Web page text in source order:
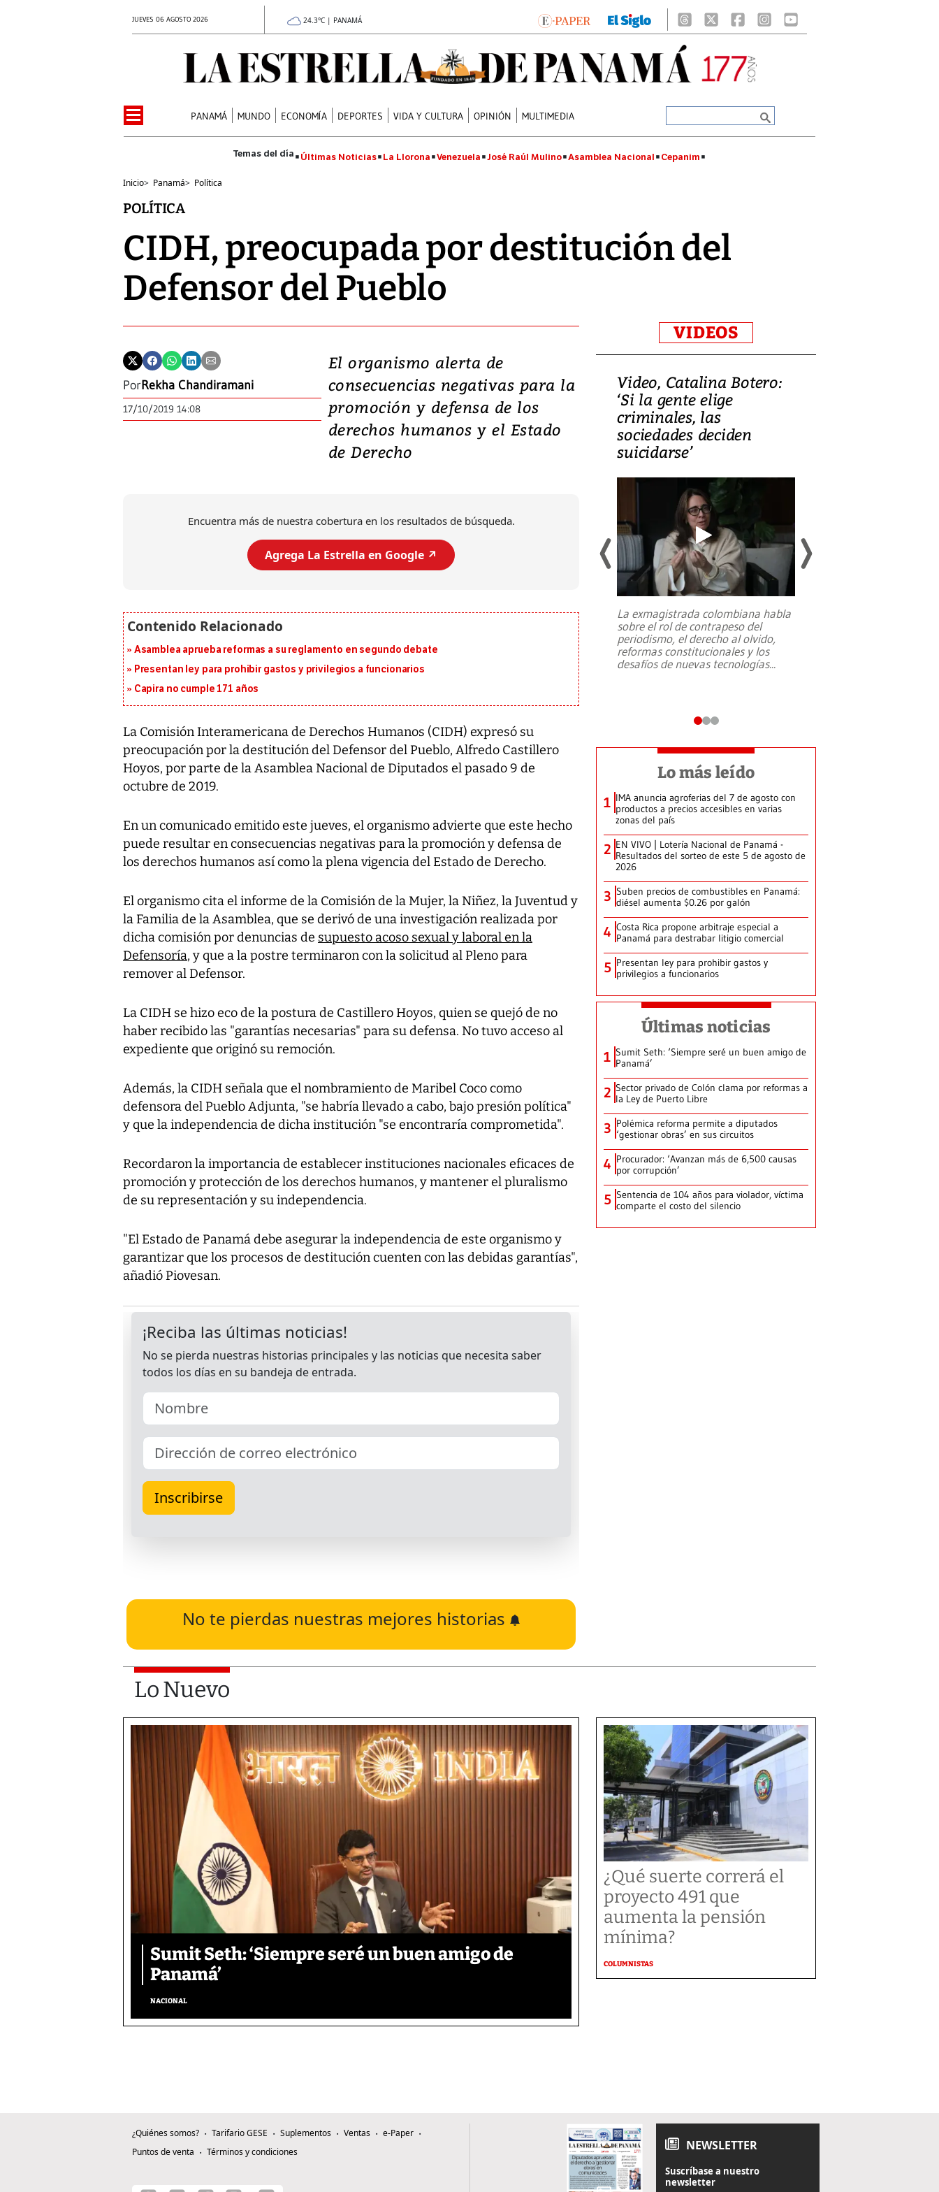
JUEVES 06 AGOSTO 2026 24.3°C | PANAMÁ
PANAMÁ MUNDO ECONOMÍA DEPORTES VIDA Y CULTURA OPINIÓN MULTIMEDIA
Últimas Noticias La Llorona Venezuela José Raúl Mulino Asamblea Nacional Cepanim
Inicio> Panamá> Política
POLÍTICA
CIDH, preocupada por destitución del
Defensor del Pueblo
PorRekha Chandiramani
17/10/2019 14:08
El organismo alerta de
consecuencias negativas para la
promoción y defensa de los
derechos humanos y el Estado
de Derecho
Encuentra más de nuestra cobertura en los resultados de búsqueda.
Agrega La Estrella en Google ↗️
Asamblea aprueba reformas a su reglamento en segundo debate
Presentan ley para prohibir gastos y privilegios a funcionarios
Capira no cumple 171 años
La Comisión Interamericana de Derechos Humanos (CIDH) expresó su
preocupación por la destitución del Defensor del Pueblo, Alfredo Castillero
Hoyos, por parte de la Asamblea Nacional de Diputados el pasado 9 de
octubre de 2019.
En un comunicado emitido este jueves, el organismo advierte que este hecho
puede resultar en consecuencias negativas para la promoción y defensa de
los derechos humanos así como la plena vigencia del Estado de Derecho.
El organismo cita el informe de la Comisión de la Mujer, la Niñez, la Juventud y
la Familia de la Asamblea, que se derivó de una investigación realizada por
dicha comisión por denuncias de supuesto acoso sexual y laboral en la
Defensoría, y que a la postre terminaron con la solicitud al Pleno para
remover al Defensor.
La CIDH se hizo eco de la postura de Castillero Hoyos, quien se quejó de no
haber recibido las "garantías necesarias" para su defensa. No tuvo acceso al
expediente que originó su remoción.
Además, la CIDH señala que el nombramiento de Maribel Coco como
defensora del Pueblo Adjunta, "se habría llevado a cabo, bajo presión política"
y que la independencia de dicha institución "se encontraría comprometida".
Recordaron la importancia de establecer instituciones nacionales eficaces de
promoción y protección de los derechos humanos, y mantener el pluralismo
de su representación y su independencia.
"El Estado de Panamá debe asegurar la independencia de este organismo y
garantizar que los procesos de destitución cuenten con las debidas garantías",
añadió Piovesan.
No te pierdas nuestras mejores historias
VIDEOS
Video, Japón: Terremoto
deja heridos y graves
daños en Kumamoto
al sur de Japón, provocando una
Video, Catalina Botero:
‘Si la gente elige
criminales, las
sociedades deciden
suicidarse’
La exmagistrada colombiana habla
sobre el rol de contrapeso del
periodismo, el derecho al olvido,
reformas constitucionales y los
desafíos de nuevas tecnologías...
Lo más leído
1 IMA anuncia agroferias del 7 de agosto con
productos a precios accesibles en varias
zonas del país
2 EN VIVO | Lotería Nacional de Panamá -
Resultados del sorteo de este 5 de agosto de
2026
3 Suben precios de combustibles en Panamá:
diésel aumenta $0.26 por galón
4 Costa Rica propone arbitraje especial a
Panamá para destrabar litigio comercial
5 Presentan ley para prohibir gastos y
privilegios a funcionarios
Últimas noticias
1 Sumit Seth: ‘Siempre seré un buen amigo de
Panamá’
2 Sector privado de Colón clama por reformas a
la Ley de Puerto Libre
3 Polémica reforma permite a diputados
‘gestionar obras’ en sus circuitos
4 Procurador: ‘Avanzan más de 6,500 causas
por corrupción’
5 Sentencia de 104 años para violador, víctima
comparte el costo del silencio
Lo Nuevo
Sumit Seth: ‘Siempre seré un buen amigo de
Panamá’
NACIONAL
¿Qué suerte correrá el
proyecto 491 que
aumenta la pensión
mínima?
COLUMNISTAS
¿Quiénes somos? Tarifario GESE Suplementos Ventas
e-Paper
Puntos de venta
Términos y condiciones NEWSLETTER
Suscríbase a nuestro
newsletter